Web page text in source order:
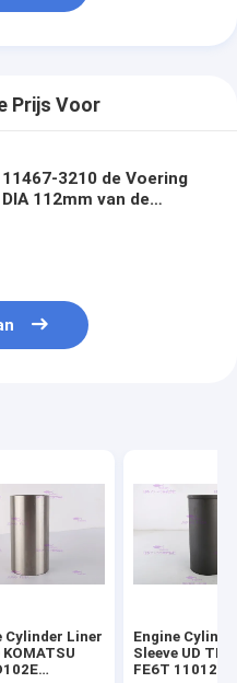
Prijs Voor
11467-3210 de Voering
DIA 112mm van de
Cylinder Liner
KOMATSU
Engine
Sleeve UD
FE6T 11012-